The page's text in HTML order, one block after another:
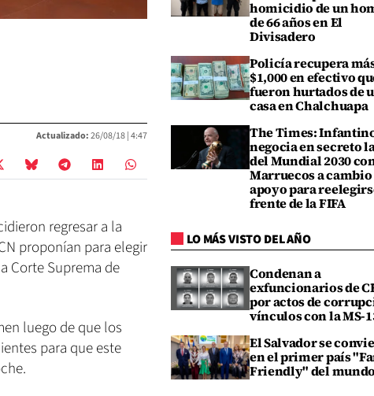
Actualizado:26/08/18 |4:47
regresar a la
proponían para elegir
Corte Suprema de
luego de que los
para que este
homicidio de un
de 66 años en El
Divisadero
Policía recupera
$1,000 en efectivo
fueron hurtados de
casa en Chalchuapa
The Times:
negocia en secreto
del Mundial 2030
Marruecos a cambio
apoyo para
frente de la FIFA
LO MÁS VISTO DEL AÑO
Condenan a
exfuncionarios de
por actos de
vínculos con la MS-
El Salvador se
en el primer país
Friendly" del mundo